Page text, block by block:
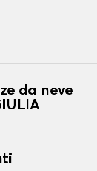
da neve